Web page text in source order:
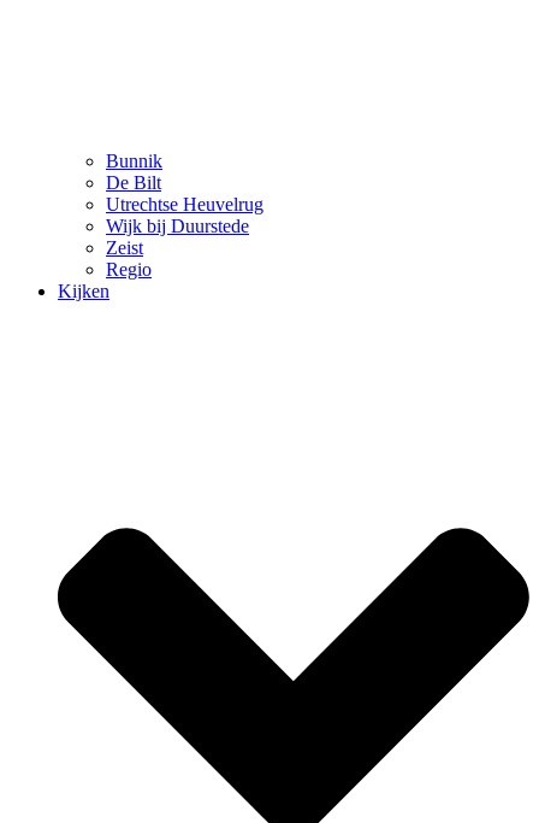
Bunnik
De Bilt
Utrechtse Heuvelrug
Wijk bij Duurstede
Zeist
Regio
Kijken